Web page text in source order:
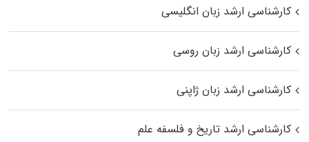
کارشناسی ارشد زبان انگلیسی
کارشناسی ارشد زبان روسی
کارشناسی ارشد زبان ژاپنی
کارشناسی ارشد تاریخ و فلسفه علم